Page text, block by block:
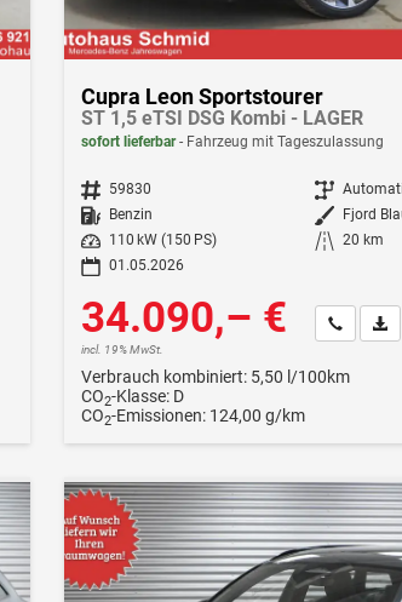
Cupra Leon Sportstourer
ST 1,5 eTSI DSG Kombi - LAGER
sofort lieferbar Fahrzeug mit Tageszulassung
Fahrzeugnr. 59830 Getriebe
Kraftstoff
Benzin Außenfarbe
Fjord
Leistung
110 kW (150 PS) Kilometerstand 20 km
01.05.2026
34.090,– €
incl. 19% MwSt.
Wir
Verbrauch kombiniert: 5,50 l/100km
CO2-Klasse: D
CO2-Emissionen: 124,00 g/km